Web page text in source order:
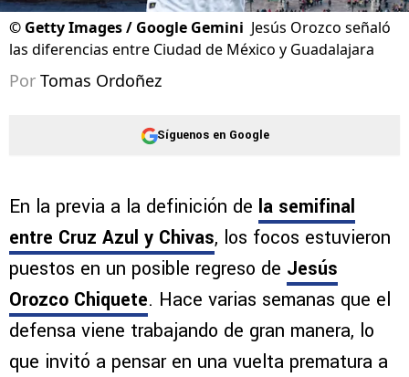
© Getty Images / Google Gemini Jesús Orozco señaló
las diferencias entre Ciudad de México y Guadalajara
Por Tomas Ordoñez
Síguenos en Google
En la previa a la definición de la semifinal
entre Cruz Azul y Chivas, los focos estuvieron
puestos en un posible regreso de Jesús
Orozco Chiquete. Hace varias semanas que el
defensa viene trabajando de gran manera, lo
que invitó a pensar en una vuelta prematura a